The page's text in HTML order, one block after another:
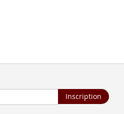
Inscription